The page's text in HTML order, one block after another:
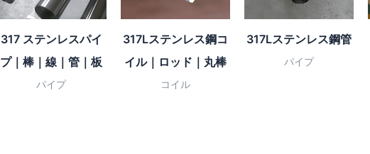
317 ステンレスパイ
プ｜棒｜線｜管｜板
パイプ
317Lステンレス鋼コ
イル｜ロッド｜丸棒
コイル
317Lステンレス鋼管
パイプ